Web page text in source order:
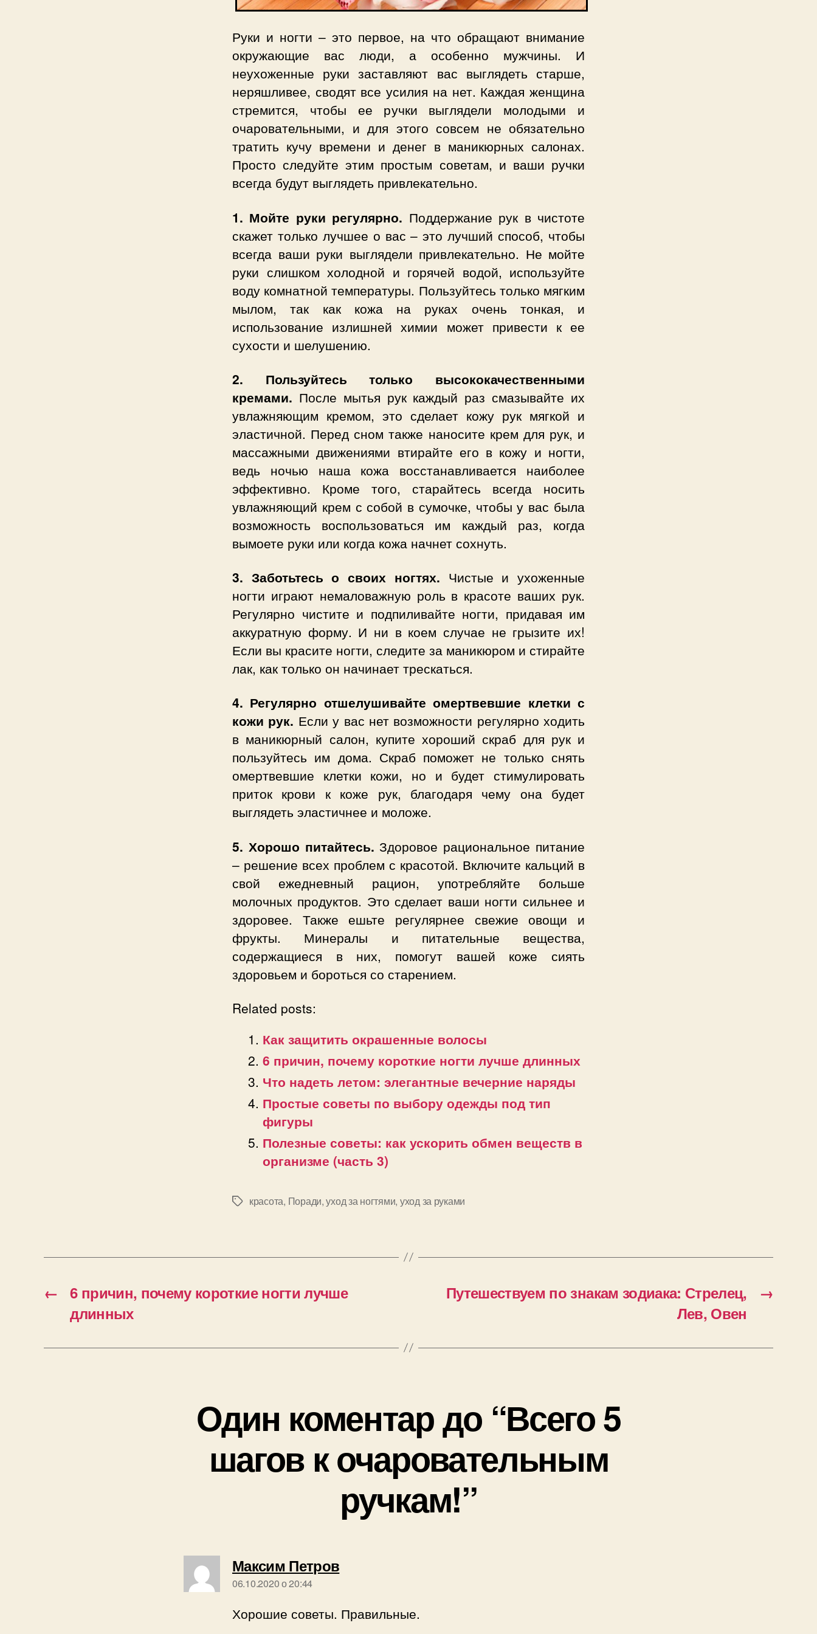
Руки и ногти – это первое, на что обращают внимание
окружающие вас люди, а особенно мужчины. И
неухоженные руки заставляют вас выглядеть старше,
неряшливее, сводят все усилия на нет. Каждая женщина
стремится, чтобы ее ручки выглядели молодыми и
очаровательными, и для этого совсем не обязательно
тратить кучу времени и денег в маникюрных салонах.
Просто следуйте этим простым советам, и ваши ручки
всегда будут выглядеть привлекательно.
1. Мойте руки регулярно. Поддержание рук в чистоте
скажет только лучшее о вас – это лучший способ, чтобы
всегда ваши руки выглядели привлекательно. Не мойте
руки слишком холодной и горячей водой, используйте
воду комнатной температуры. Пользуйтесь только мягким
мылом, так как кожа на руках очень тонкая, и
использование излишней химии может привести к ее
сухости и шелушению.
2. Пользуйтесь только высококачественными
кремами. После мытья рук каждый раз смазывайте их
увлажняющим кремом, это сделает кожу рук мягкой и
эластичной. Перед сном также наносите крем для рук, и
массажными движениями втирайте его в кожу и ногти,
ведь ночью наша кожа восстанавливается наиболее
эффективно. Кроме того, старайтесь всегда носить
увлажняющий крем с собой в сумочке, чтобы у вас была
возможность воспользоваться им каждый раз, когда
вымоете руки или когда кожа начнет сохнуть.
3. Заботьтесь о своих ногтях. Чистые и ухоженные
ногти играют немаловажную роль в красоте ваших рук.
Регулярно чистите и подпиливайте ногти, придавая им
аккуратную форму. И ни в коем случае не грызите их!
Если вы красите ногти, следите за маникюром и стирайте
лак, как только он начинает трескаться.
4. Регулярно отшелушивайте омертвевшие клетки с
кожи рук. Если у вас нет возможности регулярно ходить
в маникюрный салон, купите хороший скраб для рук и
пользуйтесь им дома. Скраб поможет не только снять
омертвевшие клетки кожи, но и будет стимулировать
приток крови к коже рук, благодаря чему она будет
выглядеть эластичнее и моложе.
5. Хорошо питайтесь. Здоровое рациональное питание
– решение всех проблем с красотой. Включите кальций в
свой ежедневный рацион, употребляйте больше
молочных продуктов. Это сделает ваши ногти сильнее и
здоровее. Также ешьте регулярнее свежие овощи и
фрукты. Минералы и питательные вещества,
содержащиеся в них, помогут вашей коже сиять
здоровьем и бороться со старением.
Related posts:
Как защитить окрашенные волосы
6 причин, почему короткие ногти лучше длинных
Что надеть летом: элегантные вечерние наряды
Простые советы по выбору одежды под тип
фигуры
Полезные советы: как ускорить обмен веществ в
организме (часть 3)
Позначки
красота, Поради,уход за ногтями, уход за руками
←
6 причин, почему короткие ногти лучше
длинных
→
Путешествуем по знакам зодиака: Стрелец,
Лев, Овен
Один коментар до “Всего 5
шагов к очаровательным
ручкам!”
Максим Петровговорить:
06.10.2020 о 20:44
Хорошие советы. Правильные.